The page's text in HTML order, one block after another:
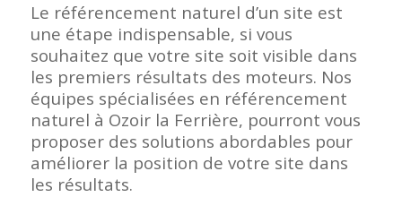
Le référencement naturel d’un site est
une étape indispensable, si vous
souhaitez que votre site soit visible dans
les premiers résultats des moteurs. Nos
équipes spécialisées en référencement
naturel à Ozoir la Ferrière, pourront vous
proposer des solutions abordables pour
améliorer la position de votre site dans
les résultats.